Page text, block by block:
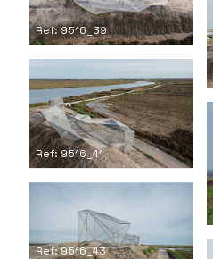
Ref: 9516_39
Ref: 9516_41
Ref: 9516_43